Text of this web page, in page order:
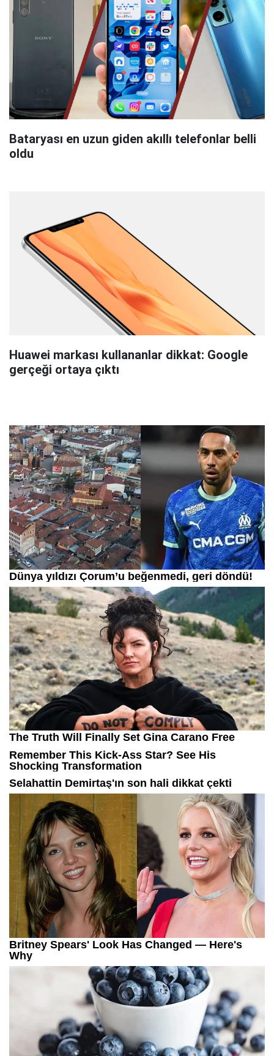
Bataryası en uzun giden akıllı telefonlar belli
oldu
Huawei markası kullananlar dikkat: Google
gerçeği ortaya çıktı